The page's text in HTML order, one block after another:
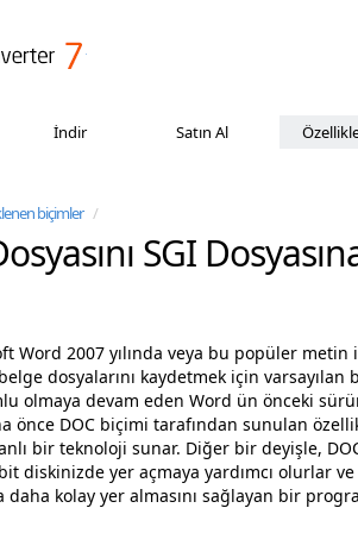
İndir Satın Al
biçimler /
SGI
Word 2007 yılında veya bu popüler metin
dosyalarını kaydetmek için varsayılan
olmaya devam eden Word ün önceki
önce DOC biçimi tarafından sunulan
bir teknoloji sunar. Diğer bir deyişle,
diskinizde yer açmaya yardımcı olurlar
kolay yer almasını sağlayan bir